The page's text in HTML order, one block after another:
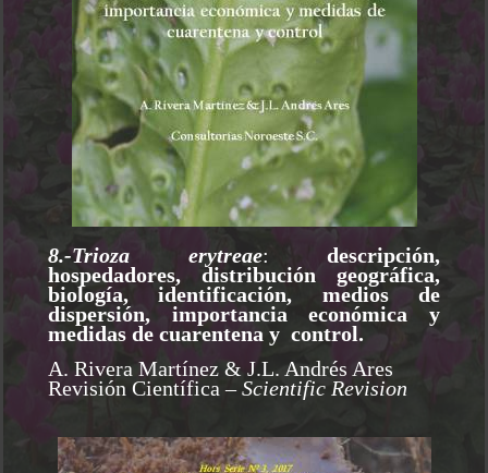
8.-Trioza erytreae:
descripción,
hospedadores, distribución geográfica,
biología, identificación, medios de
dispersión, importancia económica y
medidas de cuarentena y control.
A. Rivera Martínez & J.L. Andrés Ares
Revisión Científica– Scientific Revision